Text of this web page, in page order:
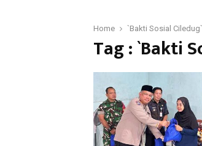
Home `Bakti Sosial Ciledug`
Tag : `Bakti